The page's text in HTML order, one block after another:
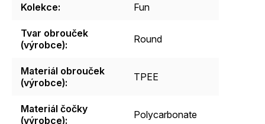
Kolekce: Fun
Tvar obrouček
(výrobce): Round
Materiál obrouček
(výrobce): TPEE
Materiál čočky
(výrobce): Polycarbonate